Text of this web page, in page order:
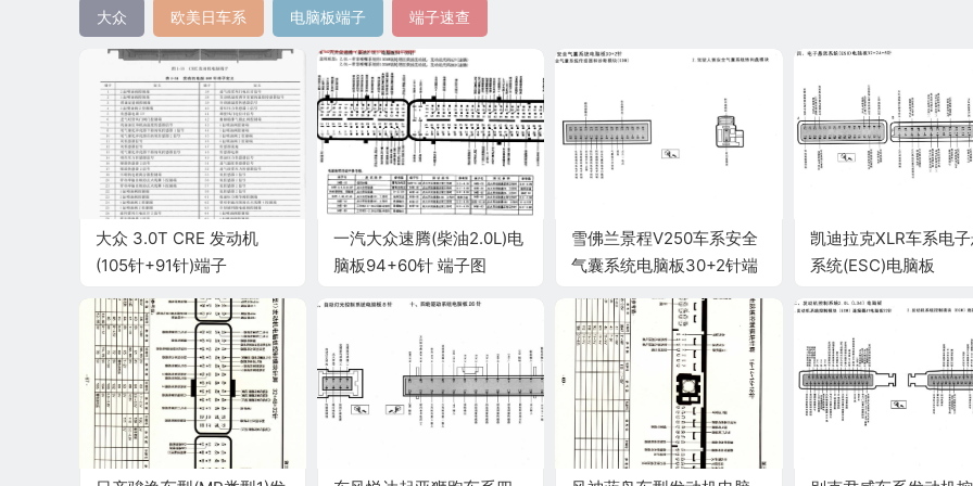
大众 欧美日车系 电脑板端子 端子速查
大众 3.0T CRE 发动机
(105针+91针)端子
一汽大众速腾(柴油2.0L)电
脑板94+60针 端子图
雪佛兰景程V250车系安全
气囊系统电脑板30+2针端
凯迪拉克XLR车系电
系统(ESC)电脑板